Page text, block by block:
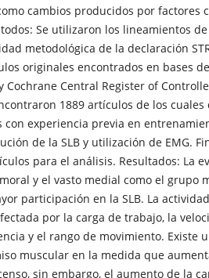
cambios producidos por factores
Se utilizaron los lineamientos
metodológica de la declaración
originales encontrados en bases
Cochrane Central Register of
1889 artículos de los
con experiencia previa en
de la SLB y utilización de EMG.
para el análisis. Resultados: La
y el vasto medial como el grupo
participación en la SLB. La
por la carga de trabajo, la
y el rango de movimiento. Existe
muscular en la medida que
sin embargo, el aumento de la